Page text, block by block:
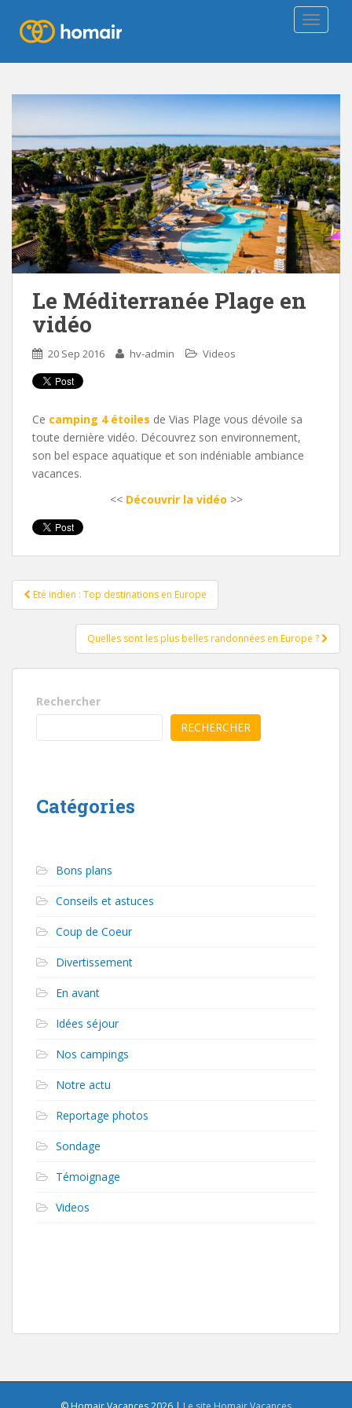
Le Méditerranée Plage en
vidéo
20 Sep 2016 hv-admin Videos
Ce camping 4 étoiles de Vias Plage vous dévoile sa
toute dernière vidéo. Découvrez son environnement,
son bel espace aquatique et son indéniable ambiance
vacances.
<< Découvrir la vidéo >>
Pagination
d'article
Eté indien : Top destinations en Europe
Quelles sont les plus belles randonnées en Europe ?
Rechercher
RECHERCHER
Catégories
Bons plans
Conseils et astuces
Coup de Coeur
Divertissement
En avant
Idées séjour
Nos campings
Notre actu
Reportage photos
Sondage
Témoignage
Videos